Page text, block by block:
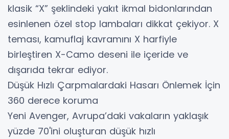
klasik “X” şeklindeki yakıt ikmal bidonlarından
esinlenen özel stop lambaları dikkat çekiyor. X
teması, kamuflaj kavramını X harfiyle
birleştiren X-Camo deseni ile içeride ve
dışarıda tekrar ediyor.
Düşük Hızlı Çarpmalardaki Hasarı Önlemek İçin
360 derece koruma
Yeni Avenger, Avrupa’daki vakaların yaklaşık
yüzde 70'ini oluşturan düşük hızlı